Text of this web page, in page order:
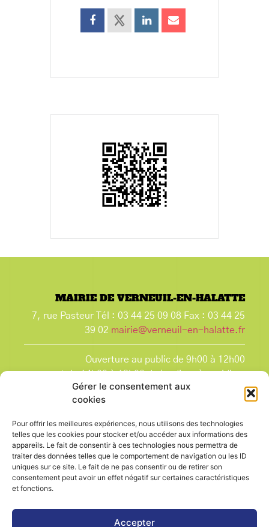
Gérer le consentement aux
cookies
Pour offrir les meilleures expériences, nous utilisons des technologies
telles que les cookies pour stocker et/ou accéder aux informations des
appareils. Le fait de consentir à ces technologies nous permettra de
traiter des données telles que le comportement de navigation ou les ID
uniques sur ce site. Le fait de ne pas consentir ou de retirer son
consentement peut avoir un effet négatif sur certaines caractéristiques
et fonctions.
Accepter
MAIRIE DE VERNEUIL-EN-HALATTE
7, rue Pasteur Tél : 03 44 25 09 08 Fax : 03 44 25
39 02 mairie@verneuil-en-halatte.fr
Ouverture au public de 9h00 à 12h00
et de 14h00 à 18h00 du lundi après-midi au
vendredi,
et le samedi de 9h00 à 12h00.
que les jours fériés.